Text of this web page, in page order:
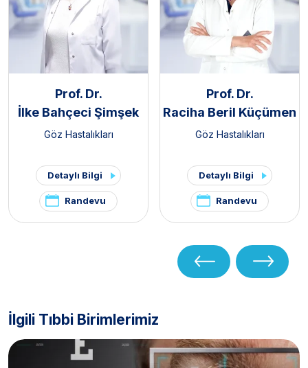
Prof. Dr.
İlke Bahçeci Şimşek
Göz Hastalıkları
Detaylı Bilgi
Randevu
Prof. Dr.
Raciha Beril Küçümen
Göz Hastalıkları
Detaylı Bilgi
Randevu
İlgili Tıbbi Birimlerimiz